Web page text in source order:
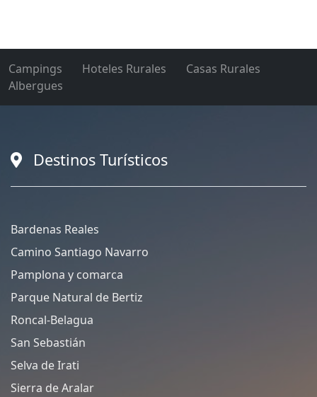
Campings Hoteles Rurales
Casas Rurales
Albergues
Destinos Turísticos
Bardenas Reales
Camino Santiago Navarro
Pamplona y comarca
Parque Natural de Bertiz
Roncal-Belagua
San Sebastián
Selva de Irati
Sierra de Aralar